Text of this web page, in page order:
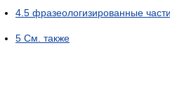
4.5 фразеологизированные
5 См. также